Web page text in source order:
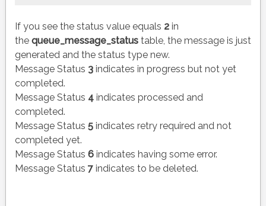
If you see the status value equals 2in
the queue_message_statustable, the message is just
generated and the status type new.
Message Status 3indicates in progress but not yet
completed.
Message Status 4 indicates processed and
completed.
Message Status 5indicates retry required and not
completed yet.
Message Status 6indicates having some error.
Message Status 7indicates to be deleted.